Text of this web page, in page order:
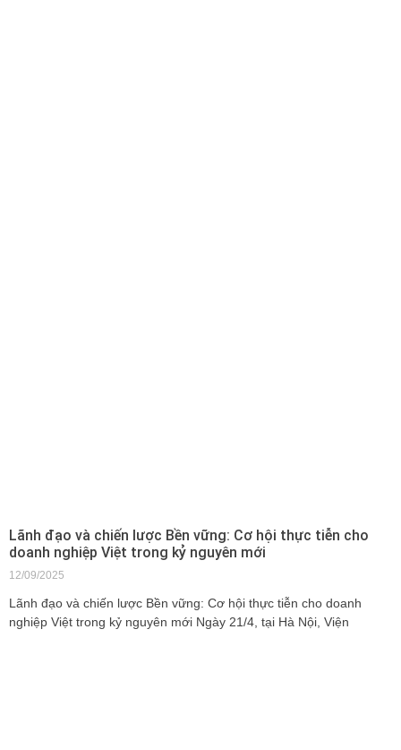
Lãnh đạo và chiến lược Bền vững: Cơ hội thực tiễn cho
doanh nghiệp Việt trong kỷ nguyên mới
12/09/2025
Lãnh đạo và chiến lược Bền vững: Cơ hội thực tiễn cho doanh
nghiệp Việt trong kỷ nguyên mới Ngày 21/4, tại Hà Nội, Viện